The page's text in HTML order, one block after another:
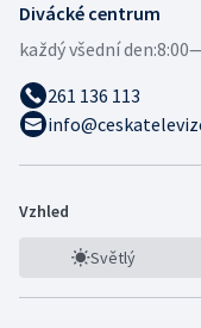
Divácké centrum
každý všední den:
261 136 113
Vzhled
Světlý